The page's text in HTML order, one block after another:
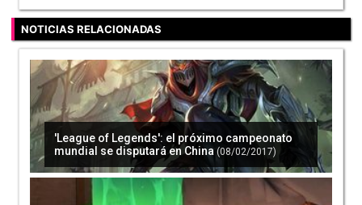
NOTICIAS RELACIONADAS
'League of Legends': el próximo campeonato
mundial se disputará en China (08/02/2017)